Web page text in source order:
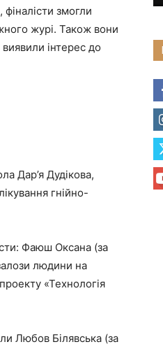
змогли
журі. Також вони
інтерес до
Дар’я Дудікова,
гнійно-
Фаюш Оксана (за
людини на
«Технологія
Любов Білявська (за